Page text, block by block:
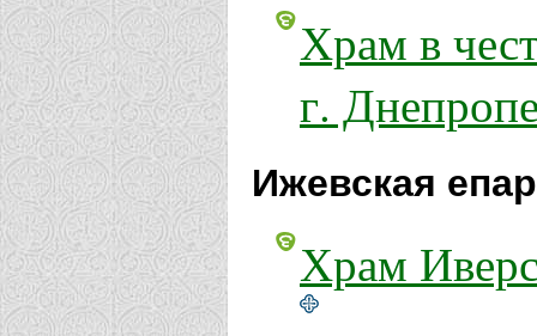
Храм в
г.
Ижевская
Храм